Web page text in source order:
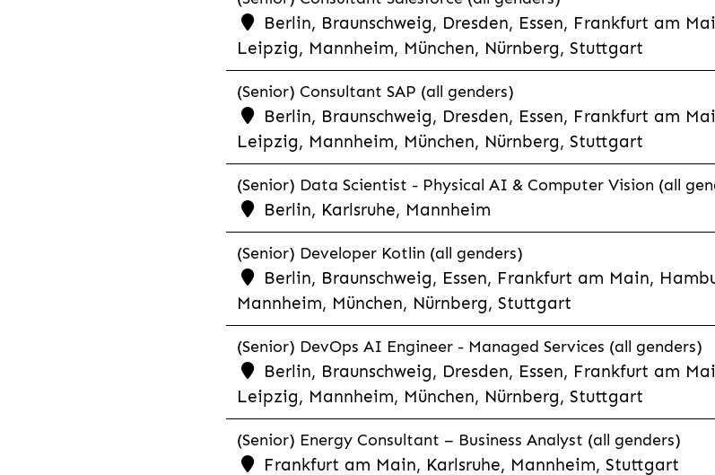
Berlin, Braunschweig, Dresden, Essen, Frankfurt am
Leipzig, Mannheim, München, Nürnberg, Stuttgart
(Senior) Consultant SAP (all genders)
Berlin, Braunschweig, Dresden, Essen, Frankfurt am
Leipzig, Mannheim, München, Nürnberg, Stuttgart
(Senior) Data Scientist - Physical AI & Computer Vision (all
Berlin, Karlsruhe, Mannheim
(Senior) Developer Kotlin (all genders)
Berlin, Braunschweig, Essen, Frankfurt am Main,
Mannheim, München, Nürnberg, Stuttgart
(Senior) DevOps AI Engineer - Managed Services (all genders)
Berlin, Braunschweig, Dresden, Essen, Frankfurt am
Leipzig, Mannheim, München, Nürnberg, Stuttgart
(Senior) Energy Consultant – Business Analyst (all genders)
Frankfurt am Main, Karlsruhe, Mannheim, Stuttgart